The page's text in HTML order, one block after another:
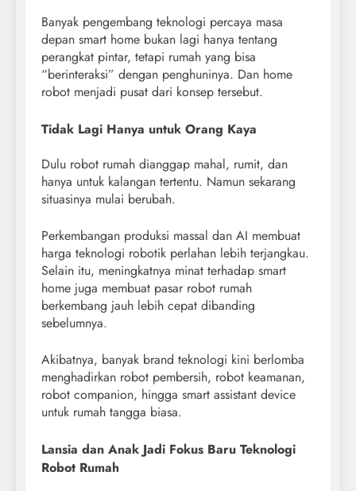
Banyak pengembang teknologi percaya masa
depan smart home bukan lagi hanya tentang
perangkat pintar, tetapi rumah yang bisa
“berinteraksi” dengan penghuninya. Dan home
robot menjadi pusat dari konsep tersebut.
Tidak Lagi Hanya untuk Orang Kaya
Dulu robot rumah dianggap mahal, rumit, dan
hanya untuk kalangan tertentu. Namun sekarang
situasinya mulai berubah.
Perkembangan produksi massal dan AI membuat
harga teknologi robotik perlahan lebih terjangkau.
Selain itu, meningkatnya minat terhadap smart
home juga membuat pasar robot rumah
berkembang jauh lebih cepat dibanding
sebelumnya.
Akibatnya, banyak brand teknologi kini berlomba
menghadirkan robot pembersih, robot keamanan,
robot companion, hingga smart assistant device
untuk rumah tangga biasa.
Lansia dan Anak Jadi Fokus Baru Teknologi
Robot Rumah